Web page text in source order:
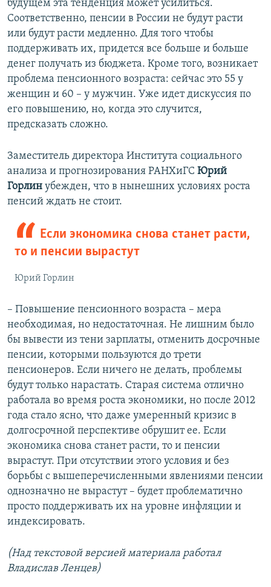
будущем эта тенденция может усилиться.
Соответственно, пенсии в России не будут расти
или будут расти медленно. Для того чтобы
поддерживать их, придется все больше и больше
денег получать из бюджета. Кроме того, возникает
проблема пенсионного возраста: сейчас это 55 у
женщин и 60 – у мужчин. Уже идет дискуссия по
его повышению, но, когда это случится,
предсказать сложно.
Заместитель директора Института социального
анализа и прогнозирования РАНХиГС Юрий
Горлин убежден, что в нынешних условиях роста
пенсий ждать не стоит.
Если экономика снова станет расти,
то и пенсии вырастут
Юрий Горлин
– Повышение пенсионного возраста – мера
необходимая, но недостаточная. Не лишним было
бы вывести из тени зарплаты, отменить досрочные
пенсии, которыми пользуются до трети
пенсионеров. Если ничего не делать, проблемы
будут только нарастать. Старая система отлично
работала во время роста экономики, но после 2012
года стало ясно, что даже умеренный кризис в
долгосрочной перспективе обрушит ее. Если
экономика снова станет расти, то и пенсии
вырастут. При отсутствии этого условия и без
борьбы с вышеперечисленными явлениями пенсии
однозначно не вырастут – будет проблематично
просто поддерживать их на уровне инфляции и
индексировать.
(Над текстовой версией материала работал
Владислав Ленцев)